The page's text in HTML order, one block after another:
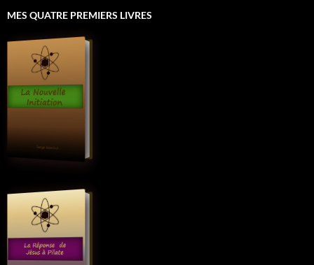
MES QUATRE PREMIERS LIVRES